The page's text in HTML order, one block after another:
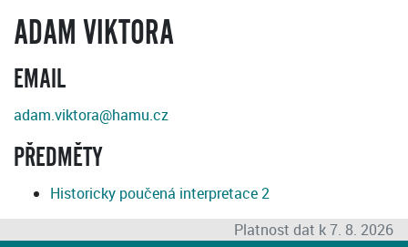
ADAM VIKTORA
EMAIL
adam.viktora@hamu.cz
PŘEDMĚTY
Historicky poučená interpretace 2
Platnost dat k 7. 8. 2026